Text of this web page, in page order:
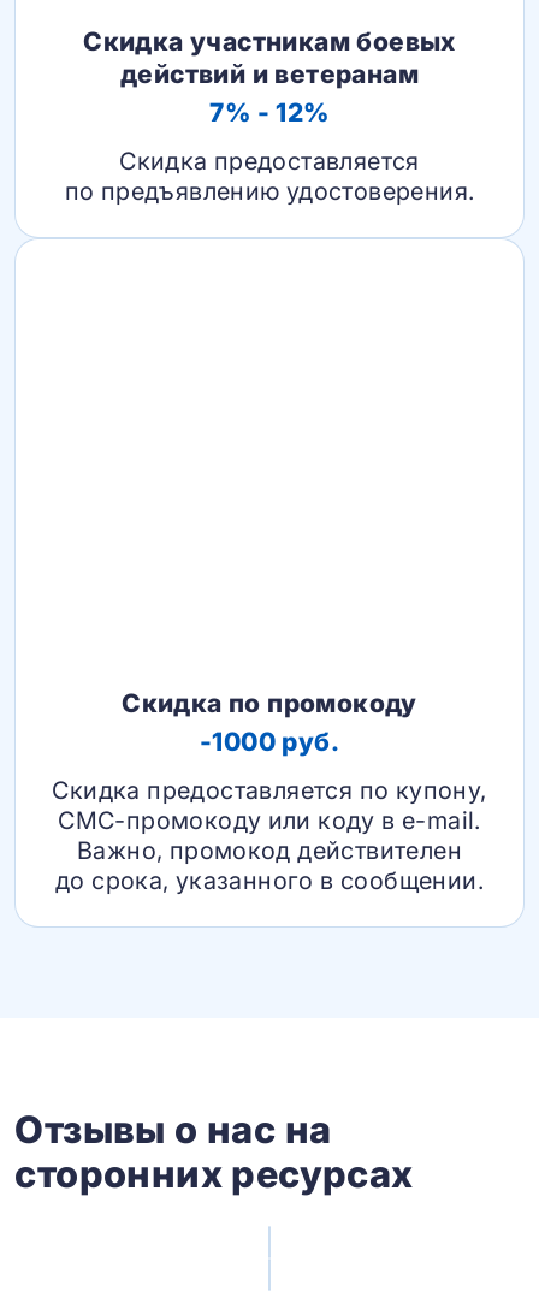
Скидка участникам боевых
действий и ветеранам
7% - 12%
Скидка предоставляется
по предъявлению удостоверения.
Скидка по промокоду
-1000 руб.
Скидка предоставляется по купону,
СМС-промокоду или коду в e-mail.
Важно, промокод действителен
до срока, указанного в сообщении.
Отзывы о нас на
сторонних ресурсах